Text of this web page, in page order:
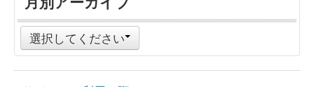
選択してください